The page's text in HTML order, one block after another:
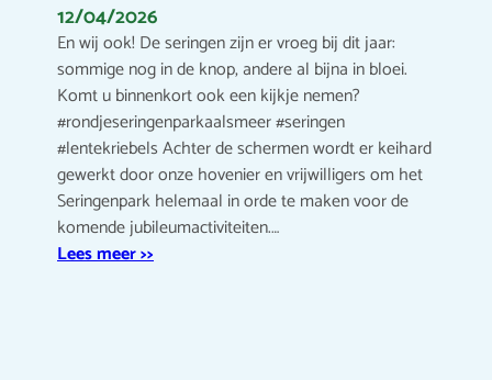
12/04/2026
En wij ook! De seringen zijn er vroeg bij dit jaar:
sommige nog in de knop, andere al bijna in bloei.
Komt u binnenkort ook een kijkje nemen?
#rondjeseringenparkaalsmeer #seringen
#lentekriebels Achter de schermen wordt er keihard
gewerkt door onze hovenier en vrijwilligers om het
Seringenpark helemaal in orde te maken voor de
komende jubileumactiviteiten.…
Lees meer >>